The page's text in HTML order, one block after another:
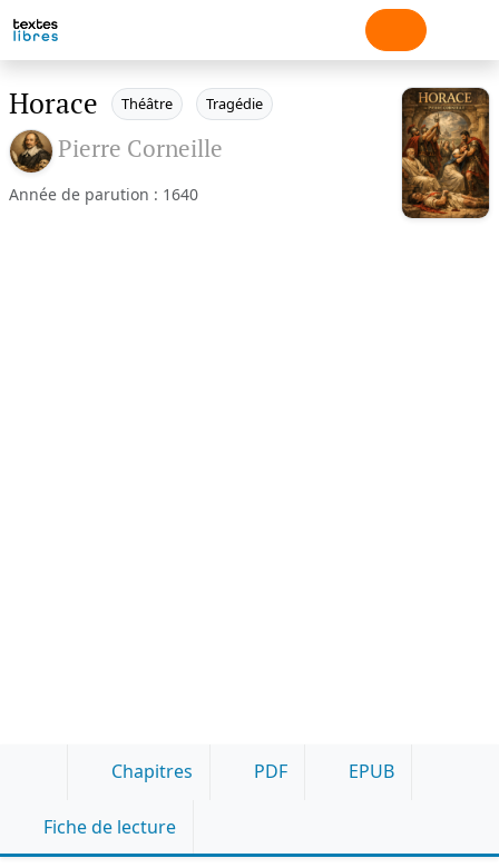
Horace Théâtre Tragédie
Pierre Corneille
Année de parution : 1640
Chapitres PDF EPUB
Fiche de lecture